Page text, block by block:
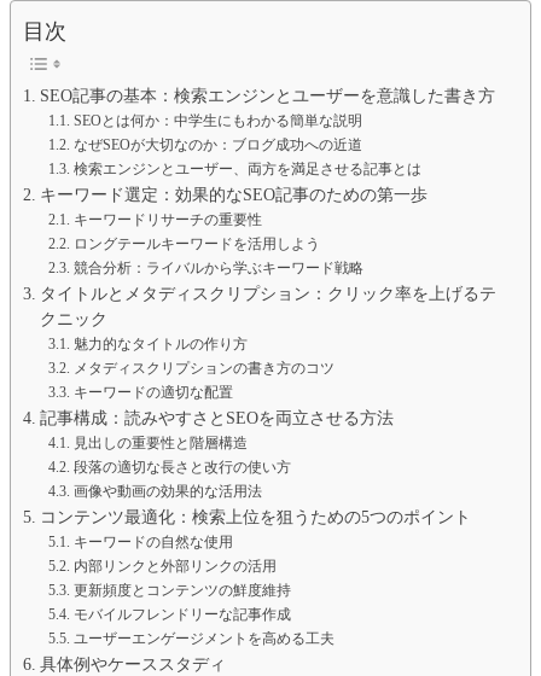
目次
SEO記事の基本：検索エンジンとユーザーを意識した書き方
SEOとは何か：中学生にもわかる簡単な説明
なぜSEOが大切なのか：ブログ成功への近道
検索エンジンとユーザー、両方を満足させる記事とは
キーワード選定：効果的なSEO記事のための第一歩
キーワードリサーチの重要性
ロングテールキーワードを活用しよう
競合分析：ライバルから学ぶキーワード戦略
タイトルとメタディスクリプション：クリック率を上げるテ
クニック
魅力的なタイトルの作り方
メタディスクリプションの書き方のコツ
キーワードの適切な配置
記事構成：読みやすさとSEOを両立させる方法
見出しの重要性と階層構造
段落の適切な長さと改行の使い方
画像や動画の効果的な活用法
コンテンツ最適化：検索上位を狙うための5つのポイント
キーワードの自然な使用
内部リンクと外部リンクの活用
更新頻度とコンテンツの鮮度維持
モバイルフレンドリーな記事作成
ユーザーエンゲージメントを高める工夫
具体例やケーススタディ